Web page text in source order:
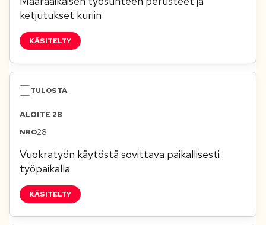
ketjutukset kuriin
KÄSITELTY
ALOITE 28
28
Vuokratyön käytöstä sovittava paikallisesti
työpaikalla
KÄSITELTY